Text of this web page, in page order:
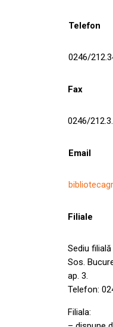
Telefon
0246/
Fax
0246/
Email
Filiale
Sediu filială
Sos.
ap. 3.
Telefon:
Filiala: